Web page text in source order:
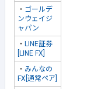
・ ゴールデ
ンウェイジ
ャパン
・ LINE証券
[LINE FX]
・ みんなの
FX[通常ペア]